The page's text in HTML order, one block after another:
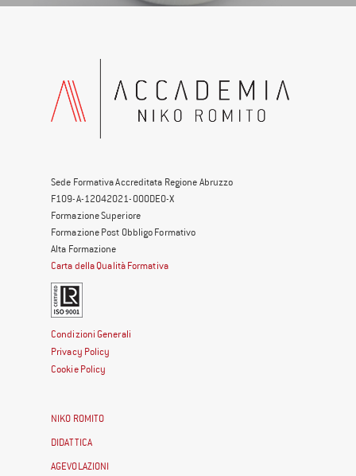
Sede Formativa Accreditata Regione Abruzzo
F109-A-12042021-000DE0-X
Formazione Superiore
Formazione Post Obbligo Formativo
Alta Formazione
Carta della Qualità Formativa
Condizioni Generali
Privacy Policy
Cookie Policy
NIKO ROMITO
DIDATTICA
AGEVOLAZIONI